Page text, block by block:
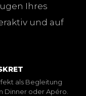
Ihres
und auf
als Begleitung
Dinner oder Apéro.